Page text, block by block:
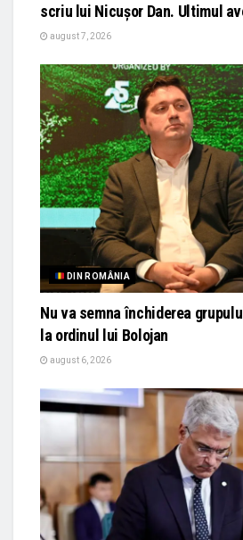
scriu lui Nicușor Dan. Ultimul
august 7, 2026
DIN ROMÂNIA
Nu va semna închiderea
la ordinul lui Bolojan
august 6, 2026